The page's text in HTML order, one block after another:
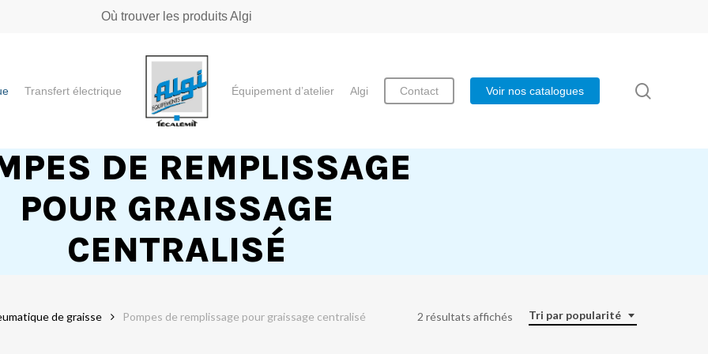
Où trouver les produits Algi
Transfert électrique Équipement d’atelier Algi Contact Voir nos catalogues
DE REMPLISSAGE
POUR GRAISSAGE
CENTRALISÉ
Tri par popularité
2 résultats affichés
de graisse Pompes de remplissage pour graissage centralisé